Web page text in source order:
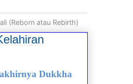
(Reborn atau Rebirth)
Dukkha